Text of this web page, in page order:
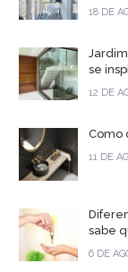
18 DE
se
12 DE
Como
11 DE
sabe
6 DE